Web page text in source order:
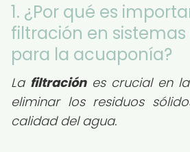
1. ¿Por qué es
filtración en sistemas
para la acuaponía?
La filtraciónes crucial en
eliminar los residuos
calidad del agua.